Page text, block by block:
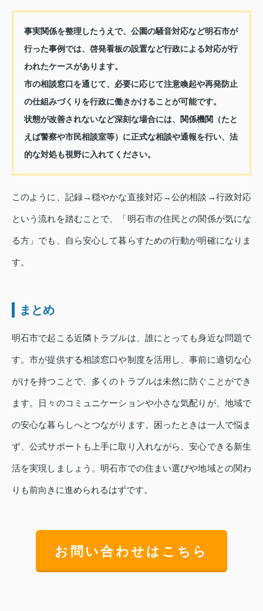
事実関係を整理したうえで、公園の騒音対応など明石市が
行った事例では、啓発看板の設置など行政による対応が行
われたケースがあります。
市の相談窓口を通じて、必要に応じて注意喚起や再発防止
の仕組みづくりを行政に働きかけることが可能です。
状態が改善されないなど深刻な場合には、関係機関（たと
えば警察や市民相談室等）に正式な相談や通報を行い、法
的な対処も視野に入れてください。
このように、記録→穏やかな直接対応→公的相談→行政対応
という流れを踏むことで、「明石市の住民との関係が気にな
る方」でも、自ら安心して暮らすための行動が明確になりま
す。
まとめ
明石市で起こる近隣トラブルは、誰にとっても身近な問題で
す。市が提供する相談窓口や制度を活用し、事前に適切な心
がけを持つことで、多くのトラブルは未然に防ぐことができ
ます。日々のコミュニケーションや小さな気配りが、地域で
の安心な暮らしへとつながります。困ったときは一人で悩ま
ず、公式サポートも上手に取り入れながら、安心できる新生
活を実現しましょう。明石市での住まい選びや地域との関わ
りも前向きに進められるはずです。
お問い合わせはこちら